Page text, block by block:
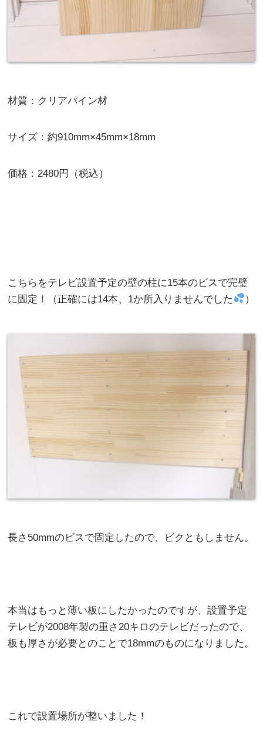
材質：クリアパイン材
サイズ：約910mm×45mm×18mm
価格：2480円（税込）
こちらをテレビ設置予定の壁の柱に15本のビスで完璧
に固定！（正確には14本、1か所入りませんでした
）
長さ50mmのビスで固定したので、ビクともしません。
本当はもっと薄い板にしたかったのですが、設置予定
テレビが2008年製の重さ20キロのテレビだったので、
板も厚さが必要とのことで18mmのものになりました。
これで設置場所が整いました！